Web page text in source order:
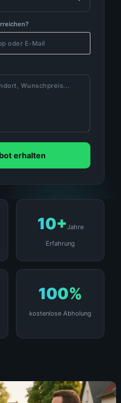
erhalten
10+Jahre
Erfahrung
100%
kostenlose Abholung